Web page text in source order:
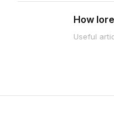
How
Useful